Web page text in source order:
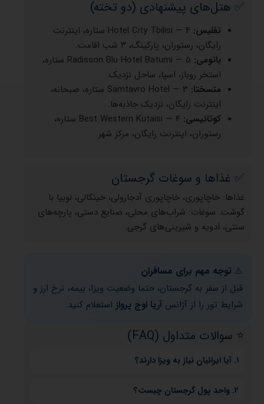
✅ هتل‌های پیشنهادی (دو تخته)
تفلیس:
Hotel City Tbilisi — ۴ ستاره، اینترنت
رایگان، رستوران، پارکینگ، ۳ شب اقامت.
باتومی:
Radisson Blu Hotel Batumi — ۵ ستاره،
استخر روباز، اسپا، ساحل نزدیک.
متسختا:
Samtavro Hotel — ۳ ستاره، صبحانه،
اینترنت رایگان، نزدیک جاذبه‌ها.
کوتائیسی:
Best Western Kutaisi — ۴ ستاره،
رستوران، اینترنت رایگان، مرکز شهر.
✅ غذاها و سوغات گرجستان
غذاها: خاچاپوری، خاچاپوری آدجارولی، خینکالی، لوبیا با
گوشت. سوغات: شراب‌های محلی، صنایع دستی، پارچه‌های
سنتی، ادویه و شیرینی‌های گرجی.
⚠️ توجه مهم برای مسافران
قبل از سفر به گرجستان، حتما وضعیت ویزا، بیمه، نرخ ارز و
شرایط تور را از آژانس آریا اوج پرواز استعلام کنید.
⭐️ سوالات متداول (FAQ)
۱. آیا ایرانیان نیاز به ویزا دارند؟
ایرانیان برای سفر به گرجستان نیازی به ویزا ندارند، اما گذرنامه
معتبر الزامی است.۲. واحد پول گرجستان چیست؟